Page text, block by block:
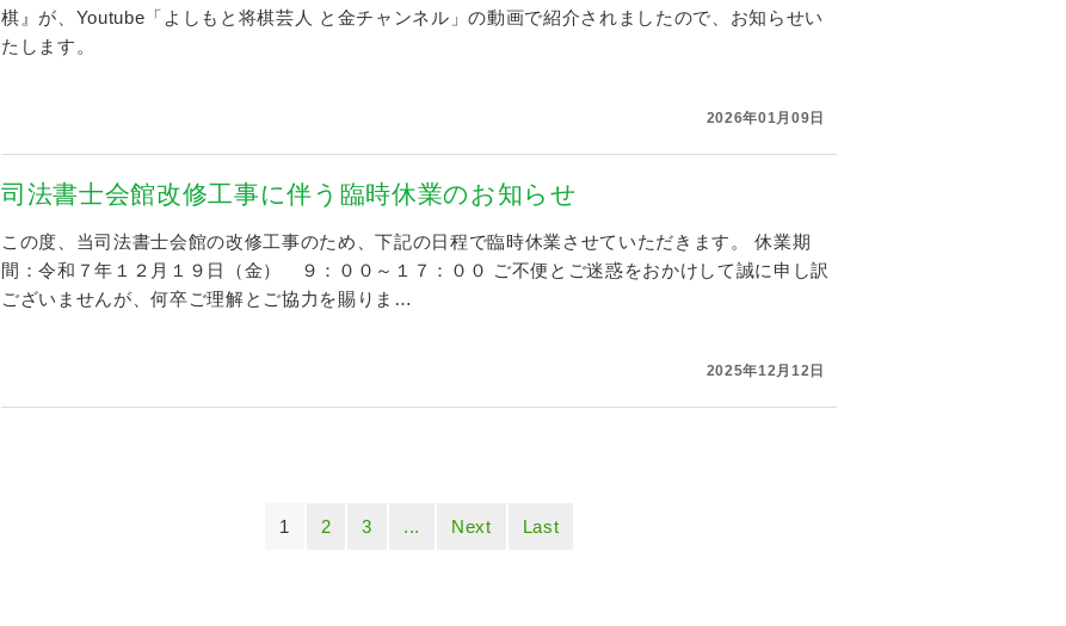
棋』が、Youtube「よしもと将棋芸人 と金チャンネル」の動画で紹介されましたので、お知らせい
たします。
2026年01月09日
司法書士会館改修工事に伴う臨時休業のお知らせ
この度、当司法書士会館の改修工事のため、下記の日程で臨時休業させていただきます。 休業期
間：令和７年１２月１９日（金） ９：００～１７：００ ご不便とご迷惑をおかけして誠に申し訳
ございませんが、何卒ご理解とご協力を賜りま…
2025年12月12日
1 2 3 ... Next Last